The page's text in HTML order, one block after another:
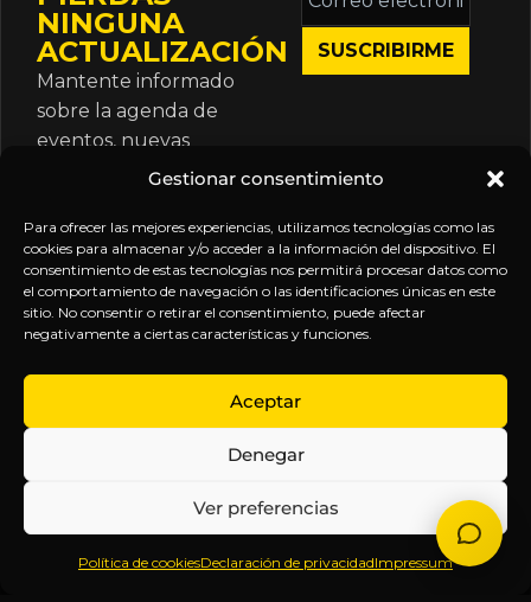
Gestionar consentimiento
Para ofrecer las mejores experiencias, utilizamos tecnologías como las
cookies para almacenar y/o acceder a la información del dispositivo. El
consentimiento de estas tecnologías nos permitirá procesar datos como
el comportamiento de navegación o las identificaciones únicas en este
sitio. No consentir o retirar el consentimiento, puede afectar
negativamente a ciertas características y funciones.
Aceptar
Denegar
Ver preferencias
Política de cookiesDeclaración de privacidadImpressum
NINGUNA
ACTUALIZACIÓN
Mantente informado
sobre la agenda de
eventos, nuevas
publicaciones y
suscripción.
*
Inteligencia
Anticipándonos
EXPLORA
Inicio
Sobre
Contenido
Webinars
LEGAL
Política
de
Términos y
Aviso
SÍGUENOS